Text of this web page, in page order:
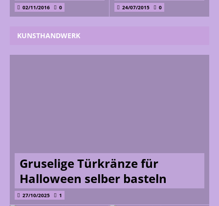
02/11/2016 0 24/07/2015 0
KUNSTHANDWERK
Gruselige Türkränze für
Halloween selber basteln
27/10/2025 1